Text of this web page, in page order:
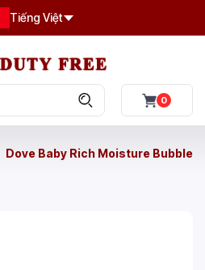
Tiếng Việt
0
Dove Baby Rich Moisture Bubble